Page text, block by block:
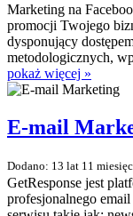
Marketing na
promocji Twojego
dysponujący
metodologicznych,
pokaż więcej »
E-mail
Dodano: 13 lat 11
GetResponse jest
profesjonalnego